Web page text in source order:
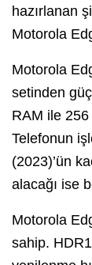
hazırlanan
Motorola
Motorola
setinden
RAM ile
Telefonun
(2023)’ün
alacağı ise
Motorola
sahip.